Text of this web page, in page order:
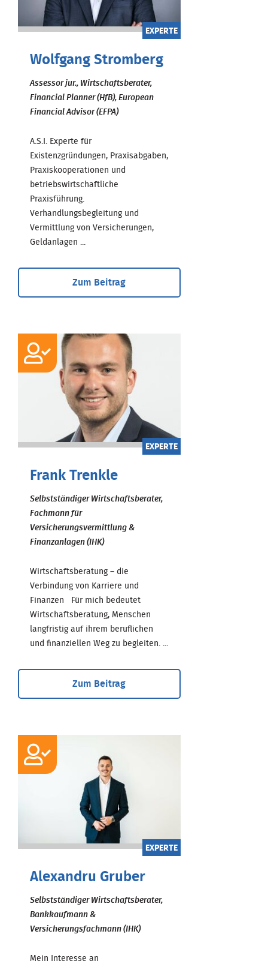
EXPERTE
Wolfgang Stromberg
Assessor jur., Wirtschaftsberater,
Financial Planner (HfB), European
Financial Advisor (EFPA)
A.S.I. Experte für
Existenzgründungen, Praxisabgaben,
Praxiskooperationen und
betriebswirtschaftliche
Praxisführung.
Verhandlungsbegleitung und
Vermittlung von Versicherungen,
Geldanlagen ...
Zum Beitrag
EXPERTE
Frank Trenkle
Selbstständiger Wirtschaftsberater,
Fachmann für
Versicherungsvermittlung &
Finanzanlagen (IHK)
Wirtschaftsberatung – die
Verbindung von Karriere und
Finanzen Für mich bedeutet
Wirtschaftsberatung, Menschen
langfristig auf ihrem beruflichen
und finanziellen Weg zu begleiten. ...
Zum Beitrag
EXPERTE
Alexandru Gruber
Selbstständiger Wirtschaftsberater,
Bankkaufmann &
Versicherungsfachmann (IHK)
Mein Interesse an